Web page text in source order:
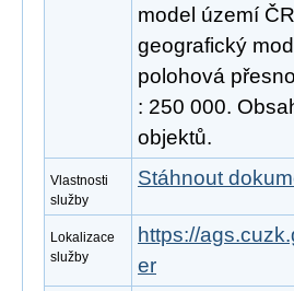
model území
geografický
polohová
: 250 000.
objektů.
Vlastnosti
služby
Stáhnout
Lokalizace
služby
https://
er